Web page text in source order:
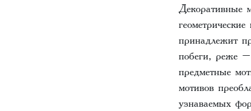
Декоративные
принадлежит
побеги, реже
предметные
мотивов
узнаваемых